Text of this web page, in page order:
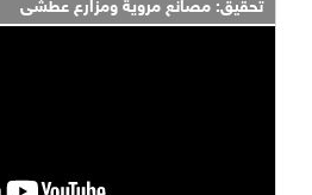
تحقيق: مصانع مروية ومزارع عطشى